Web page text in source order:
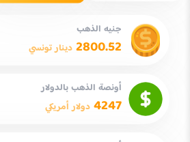
جنيه الذهب
2800.52 دينار تونسي
أونصة الذهب بالدولار
4247 دولار أمريكي